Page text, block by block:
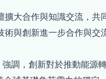
大合作與知識交流，共
與創新進一步合作與交
調，創新對於推動能源